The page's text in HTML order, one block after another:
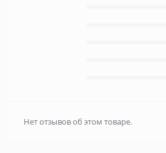
Нет отзывов об этом товаре.